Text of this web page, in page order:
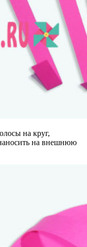
на круг,
на внешнюю